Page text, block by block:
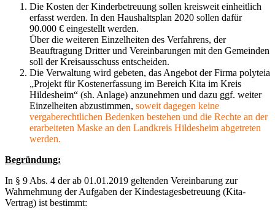
Die Kosten der Kinderbetreuung sollen kreisweit einheitlich
erfasst werden. In den Haushaltsplan 2020 sollen dafür
90.000 € eingestellt werden.
Über die weiteren Einzelheiten des Verfahrens, der
Beauftragung Dritter und Vereinbarungen mit den Gemeinden
soll der Kreisausschuss entscheiden.
Die Verwaltung wird gebeten, das Angebot der Firma polyteia
„Projekt für Kostenerfassung im Bereich Kita im Kreis
Hildesheim“ (sh. Anlage) anzunehmen und dazu ggf. weiter
Einzelheiten abzustimmen, soweit dagegen keine
vergaberechtlichen Bedenken bestehen und die Rechte an der
erarbeiteten Maske an den Landkreis Hildesheim abgetreten
werden.
Begründung:
In § 9 Abs. 4 der ab 01.01.2019 geltenden Vereinbarung zur
Wahrnehmung der Aufgaben der Kindestagesbetreuung (Kita-
Vertrag) ist bestimmt: